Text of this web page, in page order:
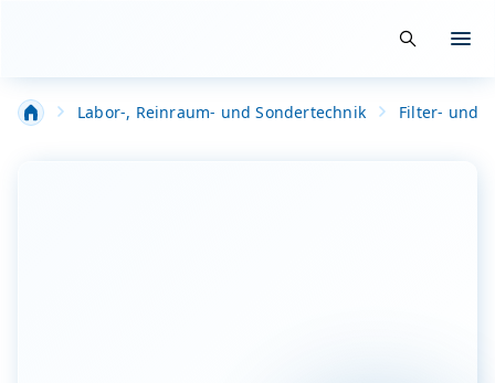
Suche
Labor-, Reinraum- und Sondertechnik Filter- und